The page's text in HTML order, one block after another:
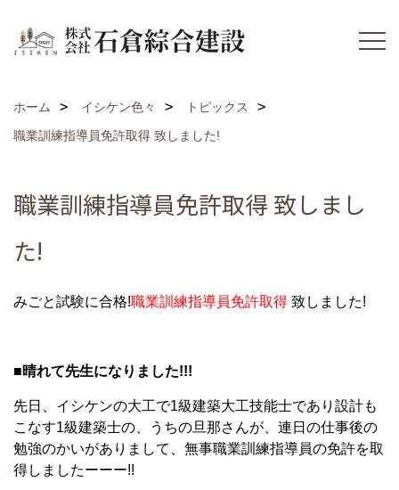
ホーム イシケン色々
トピックス
職業訓練指導員免許取得 致しました!
職業訓練指導員免許取得 致しまし
た!
みごと試験に合格!職業訓練指導員免許取得 致しました!
■晴れて先生になりました!!!
先日、イシケンの大工で1級建築大工技能士であり設計も
こなす1級建築士の、うちの旦那さんが、連日の仕事後の
勉強のかいがありまして、無事職業訓練指導員の免許を取
得しましたーーー!!